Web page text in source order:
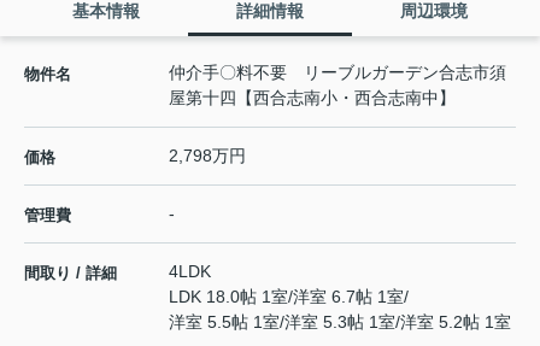
基本情報 詳細情報 周辺環境
物件名
仲介手〇料不要 リーブルガーデン合志市須
屋第十四【西合志南小・西合志南中】
価格 2,798万円
管理費 -
間取り / 詳細
4LDK
LDK 18.0帖 1室/洋室 6.7帖 1室/
洋室 5.5帖 1室/洋室 5.3帖 1室/洋室 5.2帖 1室